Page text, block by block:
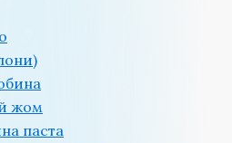
жом
паста